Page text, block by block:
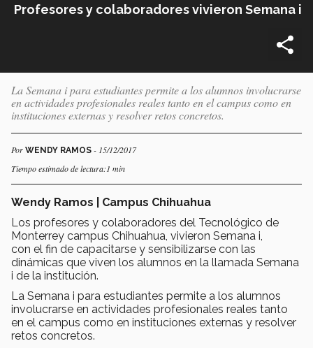
Profesores y colaboradores vivieron Semana i
La Semana i para estudiantes permite a los alumnos involucrarse
en actividades profesionales reales tanto en el campus como en
instituciones externas y resolver retos concretos.
Por WENDY RAMOS - 15/12/2017
Tiempo estimado de lectura:1 min
Wendy Ramos | Campus Chihuahua
Los profesores y colaboradores del Tecnológico de
Monterrey campus Chihuahua, vivieron Semana i,
con el fin de capacitarse y sensibilizarse con las
dinámicas que viven los alumnos en la llamada Semana
i de la institución.
La Semana i para estudiantes permite a los alumnos
involucrarse en actividades profesionales reales tanto
en el campus como en instituciones externas y resolver
retos concretos.